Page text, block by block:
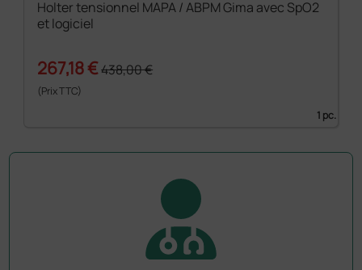
Holter tensionnel MAPA / ABPM Gima avec SpO2
et logiciel
267,18 €438,00 €
(Prix TTC)
1 pc.